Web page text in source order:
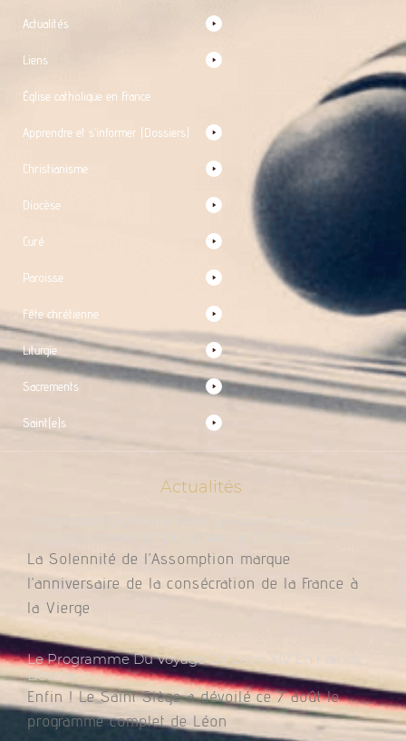
Actualités
Liens
Église catholique en France
Apprendre et s’informer (Dossiers)
Christianisme
Diocèse
Curé
Paroisse
Fête chrétienne
Liturgie
Sacrements
Saint(e)s
Actualités
La Solennité de l’Assomption marque
l’anniversaire de la consécration de la France à
la Vierge
Le Programme Du Voyage De Léon XIV En France
Dévoilé
Enfin ! Le Saint Siège a dévoilé ce 7 août le
programme complet de Léon